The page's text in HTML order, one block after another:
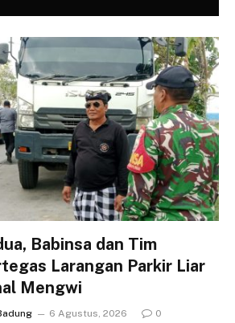
Babinsa dan Tim
Larangan Parkir Liar
Mengwi
6 Agustus, 2026 0